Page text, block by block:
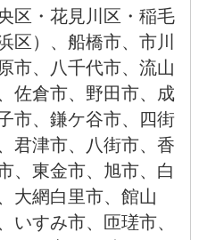
区 ・ 花見川区 ・ 稲毛
区）、 船橋市、 市川
市、 八千代市、 流山
佐倉市、 野田市、 成
市、 鎌ケ谷市、 四街
君津市、 八街市、 香
東金市、 旭市、 白
大網白里市、 館山
いすみ市、 匝瑳市、